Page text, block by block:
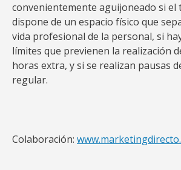
convenientemente aguijoneado si el
dispone de un espacio físico que
vida profesional de la personal, si
límites que previenen la realización
horas extra, y si se realizan pausas
regular.
Colaboración: www.marke